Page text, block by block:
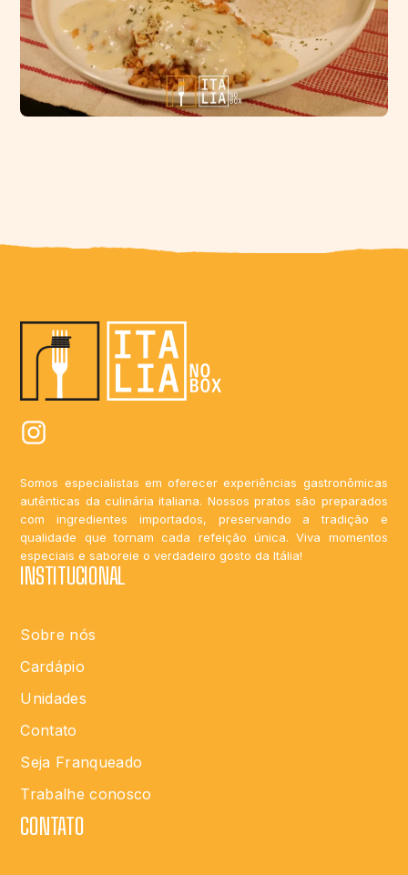
Somos especialistas em oferecer experiências gastronômicas
autênticas da culinária italiana. Nossos pratos são preparados
com ingredientes importados, preservando a tradição e
qualidade que tornam cada refeição única. Viva momentos
especiais e saboreie o verdadeiro gosto da Itália!
INSTITUCIONAL
Sobre nós
Cardápio
Unidades
Contato
Seja Franqueado
Trabalhe conosco
CONTATO